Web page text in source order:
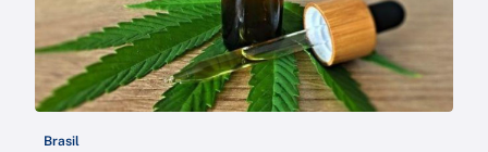
Brasil